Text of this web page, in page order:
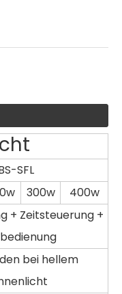
SFL
300w
400w
+ Zeitsteuerung +
bei hellem